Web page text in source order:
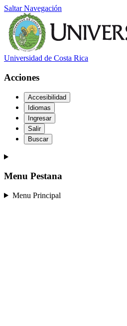
Saltar Navegación
Universidad de Costa Rica
Acciones
Accesibilidad
Idiomas
Ingresar
Salir
Buscar
Menu Pestana
Menu Principal